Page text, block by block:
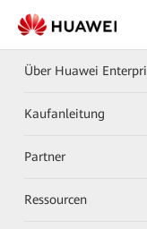
Über Huawei
Kaufanleitung
Partner
Ressourcen